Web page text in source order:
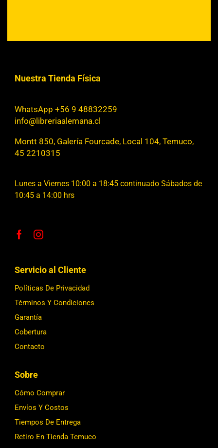
Nuestra Tienda Física
WhatsApp +56 9 48832259
info@libreriaalemana.cl
Montt 850, Galería Fourcade, Local 104, Temuco,
45 2210315
Lunes a Viernes 10:00 a 18:45 continuado Sábados de
10:45 a 14:00 hrs
Servicio al Cliente
Políticas De Privacidad
Términos Y Condiciones
Garantía
Cobertura
Contacto
Sobre
Cómo Comprar
Envíos Y Costos
Tiempos De Entrega
Retiro En Tienda Temuco